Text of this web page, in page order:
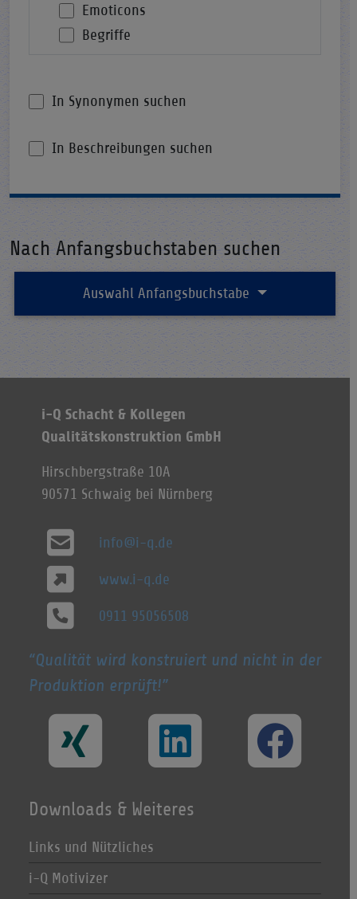
Emoticons
Begriffe
In Synonymen suchen
In Beschreibungen suchen
Nach Anfangsbuchstaben suchen
Auswahl Anfangsbuchstabe
i-Q Schacht & Kollegen
Qualitätskonstruktion GmbH
Hirschbergstraße 10A
90571 Schwaig bei Nürnberg
info@i-q.de
www.i-q.de
0911 95056508
Qualität wird konstruiert und nicht in der
Produktion erprüft!
Downloads & Weiteres
Links und Nützliches
i-Q Motivizer